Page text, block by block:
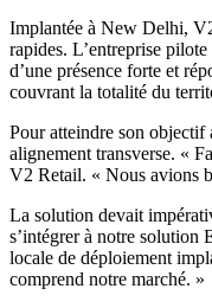
Implantée à New Delhi,
rapides. L’entreprise
d’une présence forte et
couvrant la totalité du
Pour atteindre son objectif
alignement transverse. «
V2 Retail. « Nous avions
La solution devait
s’intégrer à notre solution
locale de déploiement
comprend notre marché. »